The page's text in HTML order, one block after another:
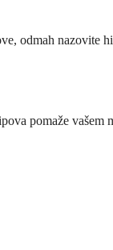
odmah nazovite
pomaže